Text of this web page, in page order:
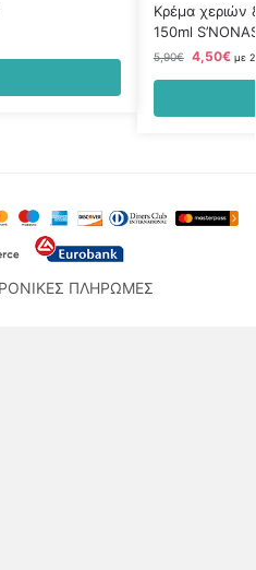
Κρέμα χεριών
150ml
5,90€ 4,50€ με
ΠΛΗΡΩΜΕΣ